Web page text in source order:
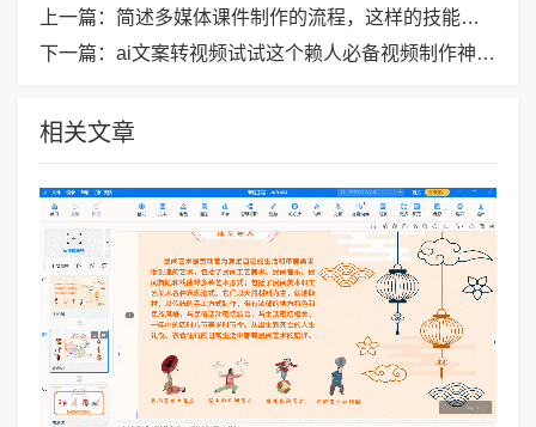
上一篇： 简述多媒体课件制作的流程，这样的技能竟然如此简单！
下一篇： ai文案转视频试试这个赖人必备视频制作神器！
相关文章